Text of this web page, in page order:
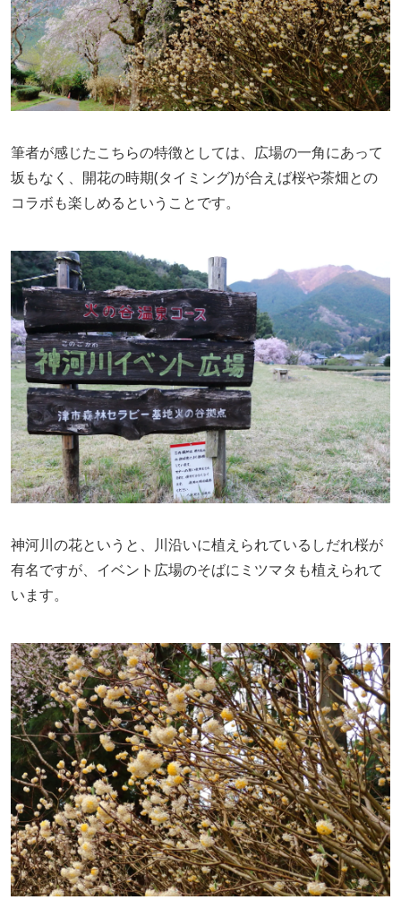
筆者が感じたこちらの特徴としては、広場の一角にあって
坂もなく、開花の時期(タイミング)が合えば桜や茶畑との
コラボも楽しめるということです。
神河川の花というと、川沿いに植えられているしだれ桜が
有名ですが、イベント広場のそばにミツマタも植えられて
います。